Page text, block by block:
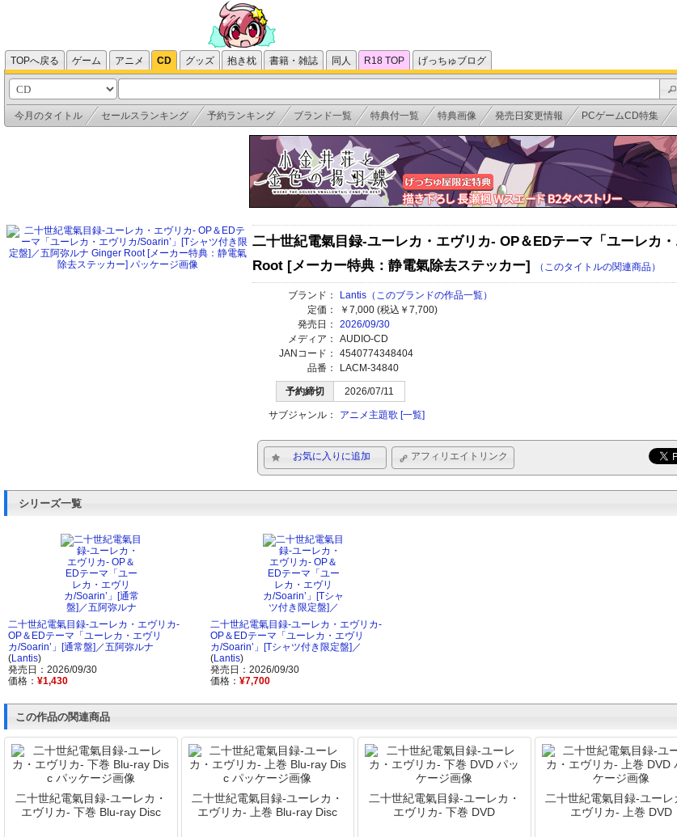
TOPへ戻る ゲーム アニメ CD グッズ 抱き枕 書籍・雑誌 同人 R18 TOP げっちゅブログ
今月のタイトル セールスランキング 予約ランキング ブランド一覧 特典付一覧 特典画像 発売日変更情報 PCゲームCD特集
二十世紀電氣目録-ユーレカ・エヴリカ- OP＆EDテーマ「ユーレカ
Root [メーカー特典：静電氣除去ステッカー]
（このタイトルの関連商品）
ブランド： Lantis （このブランドの作品一覧）
定価：
￥7,000 (税込￥7,700)
発売日：
2026/09/30
メディア：
AUDIO-CD
JANコード：
4540774348404
品番：
LACM-34840
予約締切 2026/07/11
サブジャンル： アニメ主題歌 [一覧]
お気に入りに追加 アフィリエイトリンク
シリーズ一覧
二十世紀電氣目録-ユーレカ・エヴリカ-
OP＆EDテーマ「ユーレカ・エヴリ
カ/Soarin’」[通常盤]／五阿弥ルナ
(Lantis)
発売日：2026/09/30
価格： ¥1,430
二十世紀電氣目録-ユーレカ・エヴリカ-
OP＆EDテーマ「ユーレカ・エヴリ
カ/Soarin’」[Tシャツ付き限定盤]／
(Lantis)
発売日：2026/09/30
価格： ¥7,700
この作品の関連商品
二十世紀電氣目録-ユーレカ・
エヴリカ- 下巻 Blu-ray Disc
二十世紀電氣目録-ユーレカ・
エヴリカ- 上巻 Blu-ray Disc
二十世紀電氣目録-ユーレカ・
エヴリカ- 下巻 DVD
二十世紀電氣目録-ユーレ
エヴリカ- 上巻 DVD